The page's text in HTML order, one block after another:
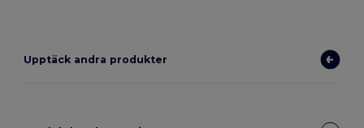
Upptäck andra produkter